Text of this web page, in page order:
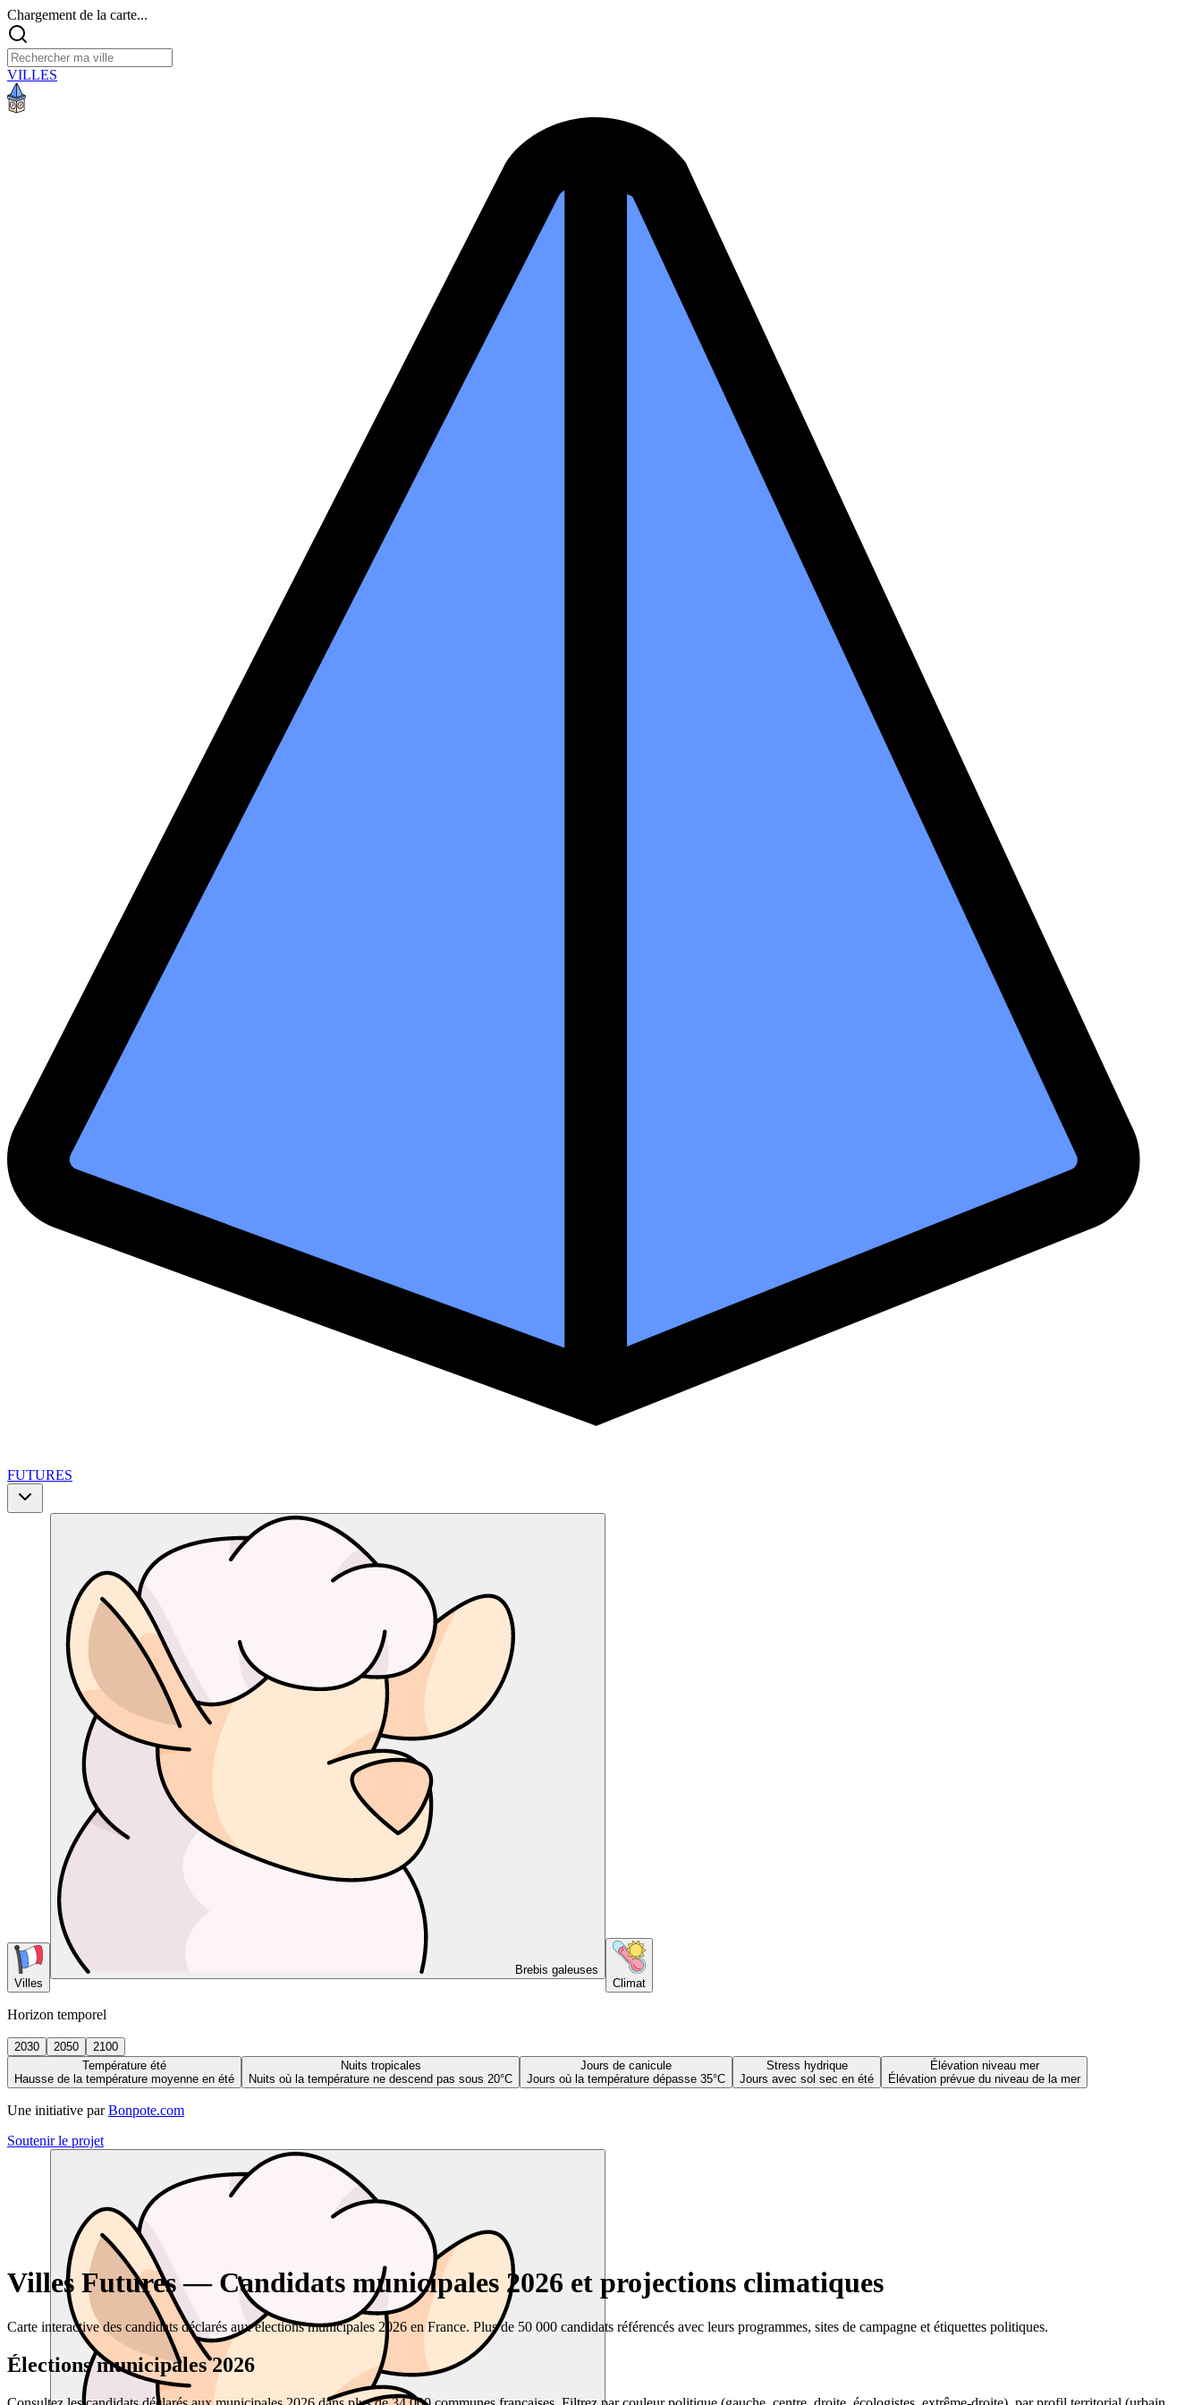
Chargement de la carte...
VILLES
FUTURES
Villes
Brebis galeuses
Climat
Horizon temporel
2030 2050
2100
Température été
Hausse de la température moyenne en été
Nuits tropicales
Nuits où la température ne descend pas sous 20°C
Jours de canicule
Jours où la température dépasse 35°C
Stress hydrique
Jours avec sol sec en été
Élévation niveau mer
Élévation prévue du niveau de la mer
Une initiative par Bonpote.com
Soutenir le projet
Villes Futures — Candidats municipales 2026 et projections climatiques
Carte interactive des candidats déclarés aux élections municipales 2026 en France. Plus de 50 000 candidats référencés avec leurs programmes, sites de campagne et étiquettes politiques.
Élections municipales 2026